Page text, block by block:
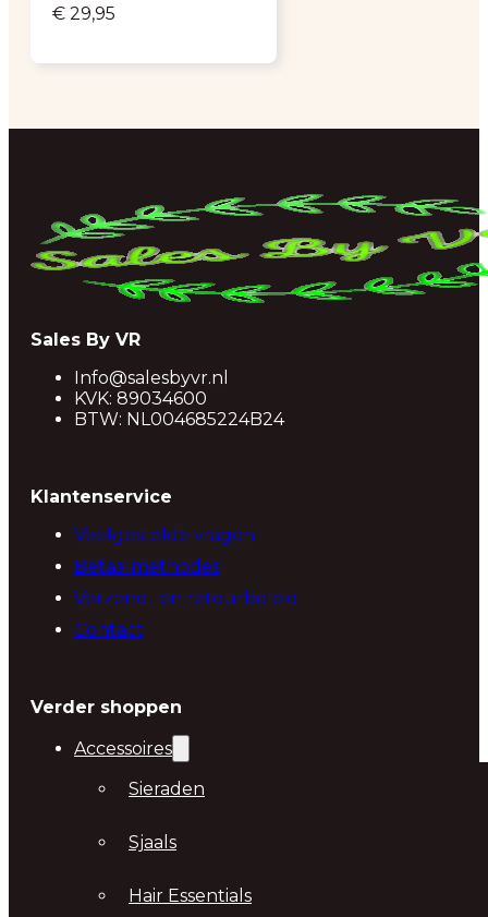
€ 29,95
Sales By VR
Info@salesbyvr.nl
KVK: 89034600
BTW: NL004685224B24
Klantenservice
Veelgestelde vragen
Betaalmethodes
Verzend- en retourbeleid
Contact
Verder shoppen
Accessoires
Sieraden
Sjaals
Hair Essentials